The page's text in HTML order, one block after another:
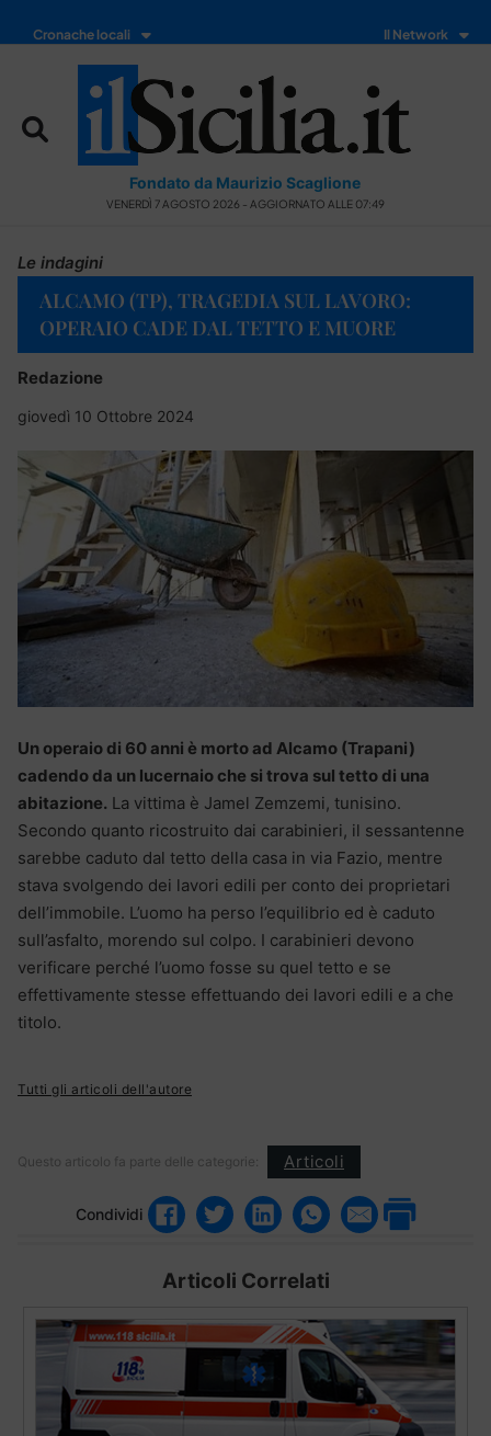
Cronache locali Il Network
Fondato da Maurizio Scaglione
VENERDÌ 7 AGOSTO 2026 - AGGIORNATO ALLE 07:49
Le indagini
ALCAMO (TP), TRAGEDIA SUL LAVORO:
OPERAIO CADE DAL TETTO E MUORE
Redazione
giovedì 10 Ottobre 2024
Un operaio di 60 anni è morto ad Alcamo (Trapani)
cadendo da un lucernaio che si trova sul tetto di una
abitazione. La vittima è Jamel Zemzemi, tunisino.
Secondo quanto ricostruito dai carabinieri, il sessantenne
sarebbe caduto dal tetto della casa in via Fazio, mentre
stava svolgendo dei lavori edili per conto dei proprietari
dell’immobile. L’uomo ha perso l’equilibrio ed è caduto
sull’asfalto, morendo sul colpo. I carabinieri devono
verificare perché l’uomo fosse su quel tetto e se
effettivamente stesse effettuando dei lavori edili e a che
titolo.
Tutti gli articoli dell'autore
Questo articolo fa parte delle categorie: Articoli
Condividi
Articoli Correlati